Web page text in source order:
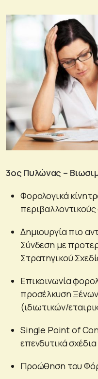
3ος Πυλώνας –
Φορολογικά
Δημιουργία πιο
Σύνδεση με
Στρατηγικού
Επικοινωνία
προσέλκυση
(ιδιωτικών/
Single Point of
επενδυτικά
Προώθηση του